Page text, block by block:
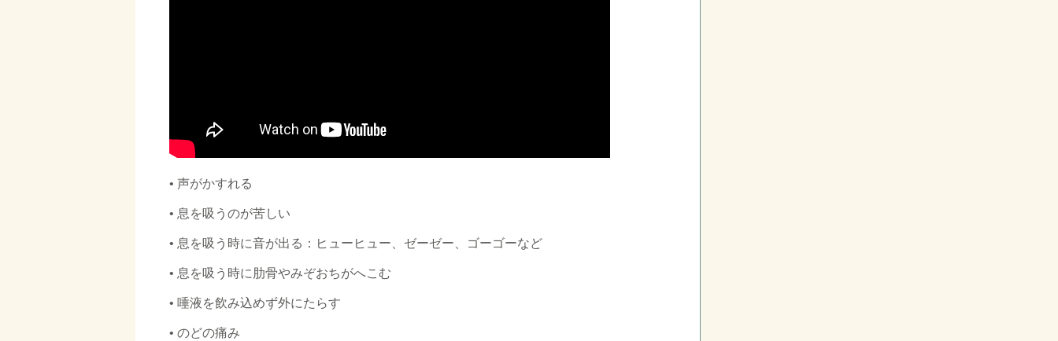
• 声がかすれる
• 息を吸うのが苦しい
• 息を吸う時に音が出る：ヒューヒュー、ゼーゼー、ゴーゴーなど
• 息を吸う時に肋骨やみぞおちがへこむ
• 唾液を飲み込めず外にたらす
• のどの痛み